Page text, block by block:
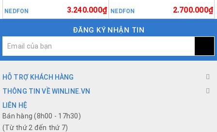
NEDFON 3.240.000₫ NEDFON 2.700.000₫
ĐĂNG KÝ NHẬN TIN
HỖ TRỢ KHÁCH HÀNG
THÔNG TIN VỀ WINLINE.VN
LIÊN HỆ
Bán hàng (8h00 - 17h30)
(Từ thứ 2 đến thứ 7)